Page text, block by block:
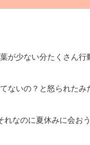
が少ない分たくさん行
ないの？と怒られたみ
なのに夏休みに会お